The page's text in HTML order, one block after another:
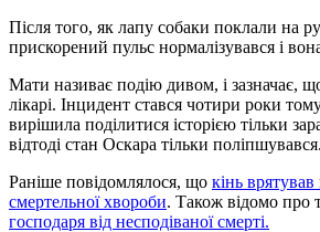
Після того, як лапу собаки поклали на
прискорений пульс нормалізувався і
Мати називає подію дивом, і зазначає,
лікарі. Інцидент стався чотири роки
вирішила поділитися історією тільки
відтоді стан Оскара тільки поліпшувався.
Раніше повідомлялося, що кінь
смертельної хвороби. Також відомо про
господаря від несподіваної смерті.